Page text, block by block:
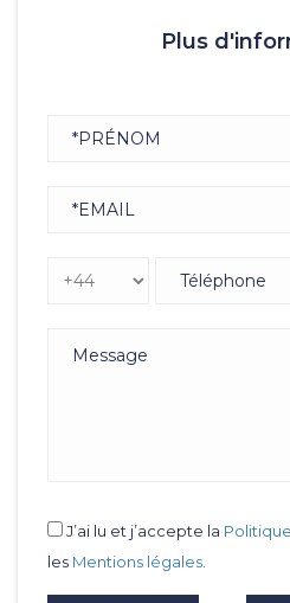
Plus
J’ai lu et j’accepte la
les Mentions légales